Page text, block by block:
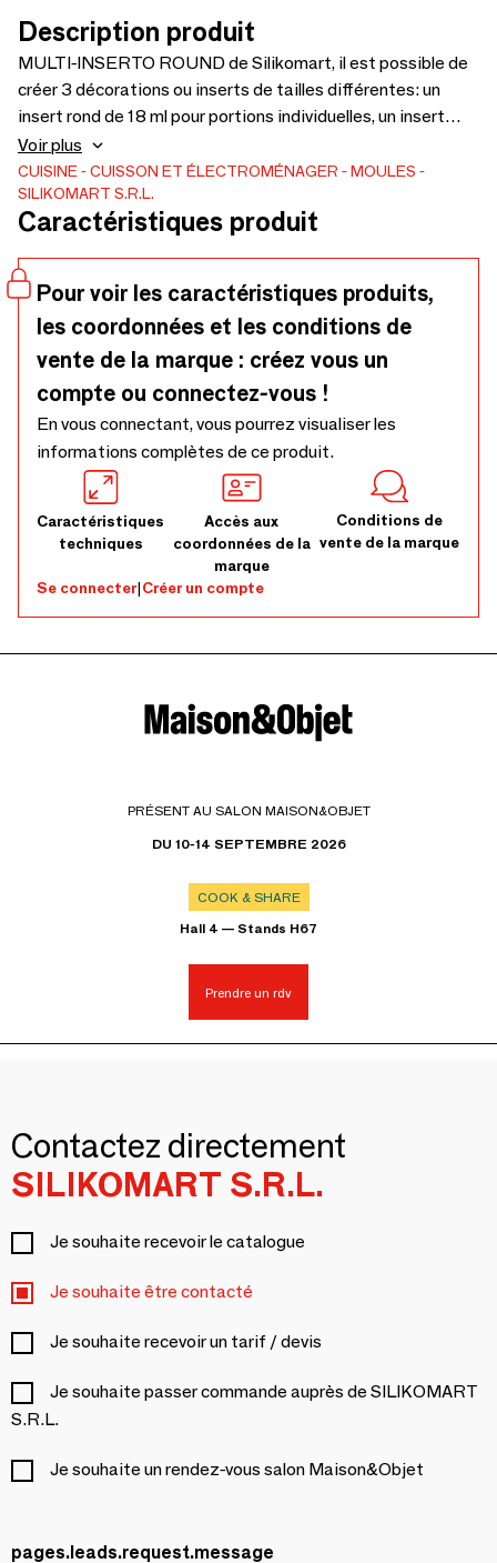
Description produit
MULTI-INSERTO ROUND de Silikomart, il est possible de
créer 3 décorations ou inserts de tailles différentes: un
insert rond de 18 ml pour portions individuelles, un insert
rond de 600 ml pour les moules à gâteaux et un insert à
donut de 300 ml pour créer des couches parfaites ainsi que
des couleurs et des goûts inattendus
Voir plus
CUISINE CUISSON ET ÉLECTROMÉNAGER
MOULES
SILIKOMART S.R.L.
Caractéristiques produit
Pour voir les caractéristiques produits,
les coordonnées et les conditions de
vente de la marque : créez vous un
compte ou connectez-vous !
En vous connectant, vous pourrez visualiser les
informations complètes de ce produit.
Caractéristiques
techniques
Accès aux
coordonnées de la
marque
Conditions de
vente de la marque
Se connecter|Créer un compte
PRÉSENT AU SALON MAISON&OBJET
DU 10-14 SEPTEMBRE 2026
COOK & SHARE
Hall 4 — Stands H67
Prendre un rdv
Contactez directement
SILIKOMART S.R.L.
Je souhaite recevoir le catalogue
Je souhaite être contacté
Je souhaite recevoir un tarif / devis
Je souhaite passer commande auprès de SILIKOMART
S.R.L.
Je souhaite un rendez-vous salon Maison&Objet
pages.leads.request.message